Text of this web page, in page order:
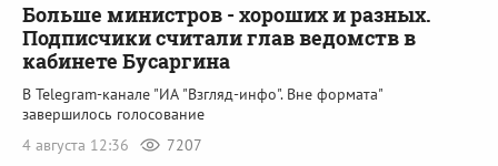
Больше министров - хороших и разных.
Подписчики считали глав ведомств в
кабинете Бусаргина
В Telegram-канале "ИА "Взгляд-инфо". Вне формата"
завершилось голосование
4 августа 12:36
7207